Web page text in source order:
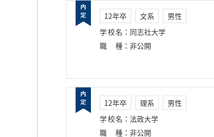
12年卒 文系
男性
学校名 ： 同志社大学
職種 ： 非公開
12年卒 理系
男性
学校名 ： 法政大学
職種 ： 非公開